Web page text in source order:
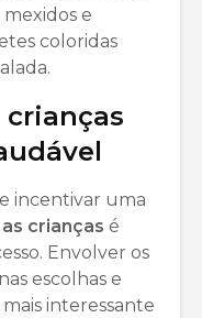
e
coloridas
crianças
incentivar uma
crianças é
Envolver os
escolhas e
interessante